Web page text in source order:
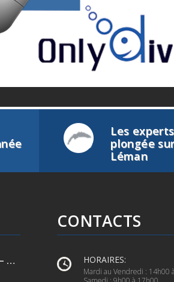
Les
plongée
Léman
Week-end au Tessin – Verzasca (Rivière)
CONTACTS
HORAIRES:
Mardi au Vendredi : 14h00